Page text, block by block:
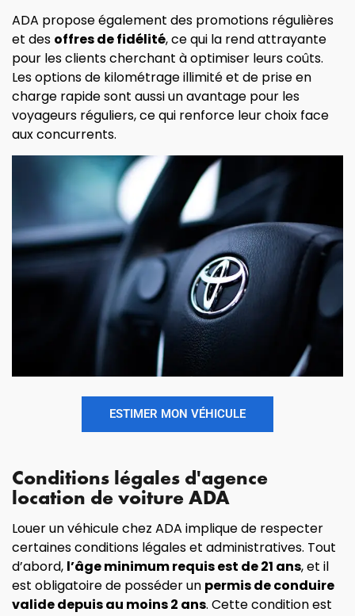
ADA propose également des promotions régulières
et des offres de fidélité, ce qui la rend attrayante
pour les clients cherchant à optimiser leurs coûts.
Les options de kilométrage illimité et de prise en
charge rapide sont aussi un avantage pour les
voyageurs réguliers, ce qui renforce leur choix face
aux concurrents.
ESTIMER MON VÉHICULE
Conditions légales d'agence
location de voiture ADA
Louer un véhicule chez ADA implique de respecter
certaines conditions légales et administratives. Tout
d’abord, l’âge minimum requis est de 21 ans, et il
est obligatoire de posséder un permis de conduire
valide depuis au moins 2 ans. Cette condition est